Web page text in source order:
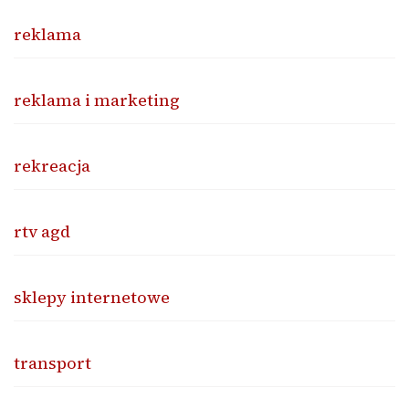
reklama
reklama i marketing
rekreacja
rtv agd
sklepy internetowe
transport